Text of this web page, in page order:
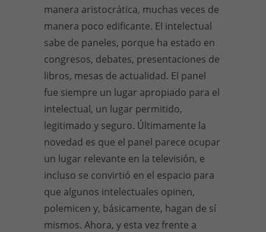
manera aristocrática, muchas veces de
manera poco edificante. El intelectual
sabe de paneles, porque ha estado en
congresos, debates, presentaciones de
libros, mesas de actualidad. El panel
fue siempre un lugar apropiado para el
intelectual, un lugar permitido,
legitimado y seguro. Últimamente la
novedad es que el panel parece ocupar
un lugar relevante en la televisión, e
incluso se convirtió en el espacio para
que algunos intelectuales opinen,
polemicen y, básicamente, hagan de sí
mismos. Ahora, y esta vez frente a